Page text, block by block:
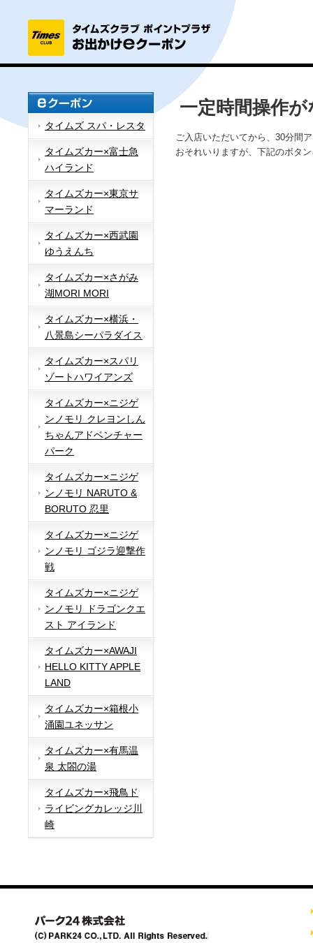
タイムズ スパ・レスタ
タイムズカー×富士急
ハイランド
タイムズカー×東京サ
マーランド
タイムズカー×西武園
ゆうえんち
タイムズカー×さがみ
湖MORI MORI
タイムズカー×横浜・
八景島シーパラダイス
タイムズカー×スパリ
ゾートハワイアンズ
タイムズカー×ニジゲ
ンノモリ クレヨンしん
ちゃんアドベンチャー
パーク
タイムズカー×ニジゲ
ンノモリ NARUTO &
BORUTO 忍里
タイムズカー×ニジゲ
ンノモリ ゴジラ迎撃作
戦
タイムズカー×ニジゲ
ンノモリ ドラゴンクエ
スト アイランド
タイムズカー×AWAJI
HELLO KITTY APPLE
LAND
タイムズカー×箱根小
涌園ユネッサン
タイムズカー×有馬温
泉 太閤の湯
タイムズカー×飛鳥ド
ライビングカレッジ川
崎
一定時間操作
ご入店いただいてから、30分間
おそれいりますが、下記のボタ